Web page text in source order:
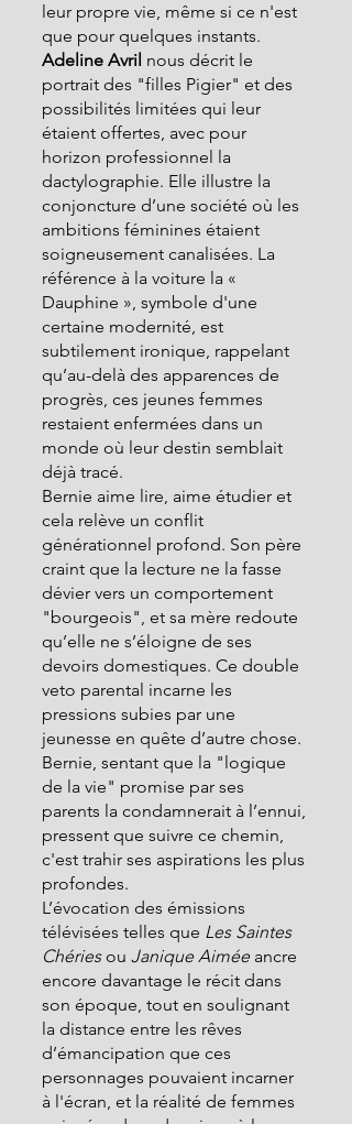
leur propre vie, même si ce n'est
que pour quelques instants.
Adeline Avril nous décrit le
portrait des "filles Pigier" et des
possibilités limitées qui leur
étaient offertes, avec pour
horizon professionnel la
dactylographie. Elle illustre la
conjoncture d’une société où les
ambitions féminines étaient
soigneusement canalisées. La
référence à la voiture la «
Dauphine », symbole d'une
certaine modernité, est
subtilement ironique, rappelant
qu’au-delà des apparences de
progrès, ces jeunes femmes
restaient enfermées dans un
monde où leur destin semblait
déjà tracé.
Bernie aime lire, aime étudier et
cela relève un conflit
générationnel profond. Son père
craint que la lecture ne la fasse
dévier vers un comportement
"bourgeois", et sa mère redoute
qu’elle ne s’éloigne de ses
devoirs domestiques. Ce double
veto parental incarne les
pressions subies par une
jeunesse en quête d’autre chose.
Bernie, sentant que la "logique
de la vie" promise par ses
parents la condamnerait à l’ennui,
pressent que suivre ce chemin,
c'est trahir ses aspirations les plus
profondes.
L’évocation des émissions
télévisées telles que Les Saintes
Chéries ou Janique Aimée ancre
encore davantage le récit dans
son époque, tout en soulignant
la distance entre les rêves
d’émancipation que ces
personnages pouvaient incarner
à l'écran, et la réalité de femmes